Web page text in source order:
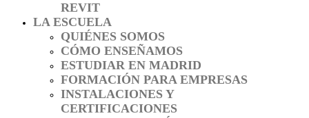
REVIT
LA ESCUELA
QUIÉNES SOMOS
CÓMO ENSEÑAMOS
ESTUDIAR EN MADRID
FORMACIÓN PARA EMPRESAS
INSTALACIONES Y
CERTIFICACIONES